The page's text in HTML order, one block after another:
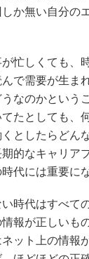
か無い自分の
忙しくても、
で需要が生ま
なのかという
たとしても、
としたらどん
的なキャリア
代には重要に
時代はすべて
報が正しいも
ット上の情報